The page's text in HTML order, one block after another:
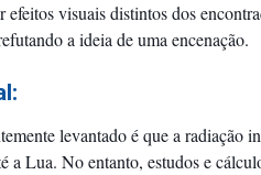
efeitos visuais distintos dos
a ideia de uma encenação.
levantado é que a radiação
a Lua. No entanto, estudos e